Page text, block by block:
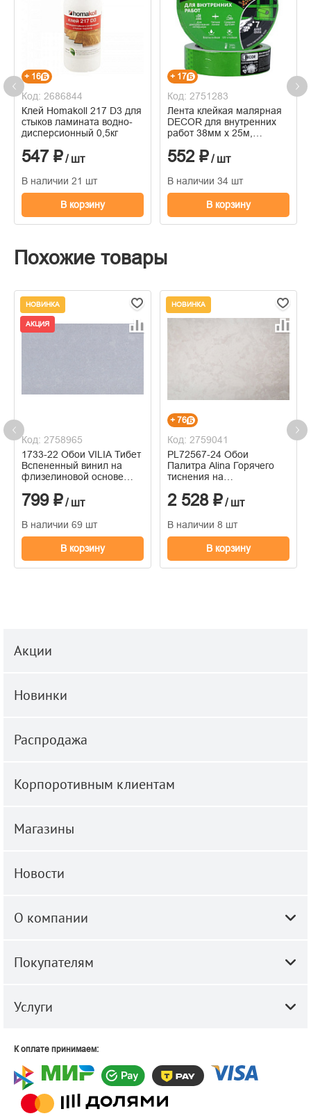
+ 16
Код: 2686844
Клей Homakoll 217 D3 для
стыков ламината водно-
дисперсионный 0,5кг
547 ₽/ шт
В наличии 21 шт
В корзину
+ 17
Код: 2751283
Лента клейкая малярная
DECOR для внутренних
работ 38мм х 25м,
552 ₽/ шт
В наличии 34 шт
В корзину
Похожие товары
НОВИНКА
АКЦИЯ
Код: 2758965
1733-22 Обои VILIA Тибет
Вспененный винил на
флизелиновой основе
799 ₽/ шт
В наличии 69 шт
В корзину
НОВИНКА
+ 76
Код: 2759041
PL72567-24 Обои
Палитра Alina Горячего
тиснения на
1.06м x 10.05
2 528 ₽/ шт
В наличии 8 шт
В корзину
Акции
Новинки
Распродажа
Корпоротивным клиентам
Магазины
Новости
О компании
Покупателям
Услуги
К оплате принимаем: